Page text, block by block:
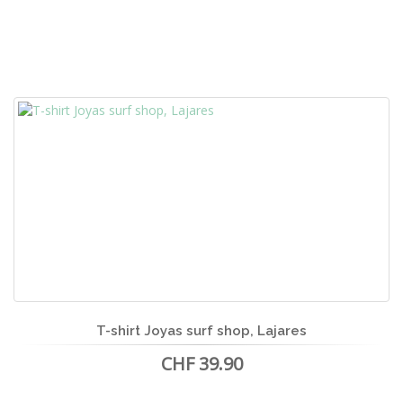
T-shirt Joyas surf shop, Lajares
CHF 39.90